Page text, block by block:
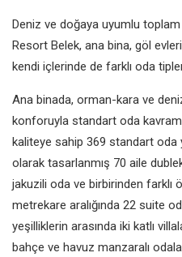
Deniz ve doğaya uyumlu
Resort Belek, ana bina, göl
kendi içlerinde de farklı oda
Ana binada, orman-kara ve
konforuyla standart oda
kaliteye sahip 369 standart oda
olarak tasarlanmış 70 aile
jakuzili oda ve birbirinden farklı
metrekare aralığında 22 suite
yeşilliklerin arasında iki katlı
bahçe ve havuz manzaralı